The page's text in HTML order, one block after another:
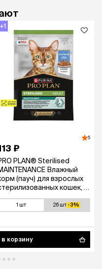
5
₽
PLAN® Sterilised
Влажный
(пауч) для взрослых
кошек, с
1 шт 26 шт -3%
в корзину